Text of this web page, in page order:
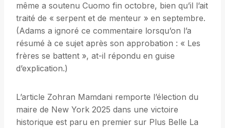
même a soutenu Cuomo fin octobre, bien qu’il l’ait
traité de « serpent et de menteur » en septembre.
(Adams a ignoré ce commentaire lorsqu’on l’a
résumé à ce sujet après son approbation : « Les
frères se battent », at-il répondu en guise
d’explication.)
L’article Zohran Mamdani remporte l’élection du
maire de New York 2025 dans une victoire
historique est paru en premier sur Plus Belle La